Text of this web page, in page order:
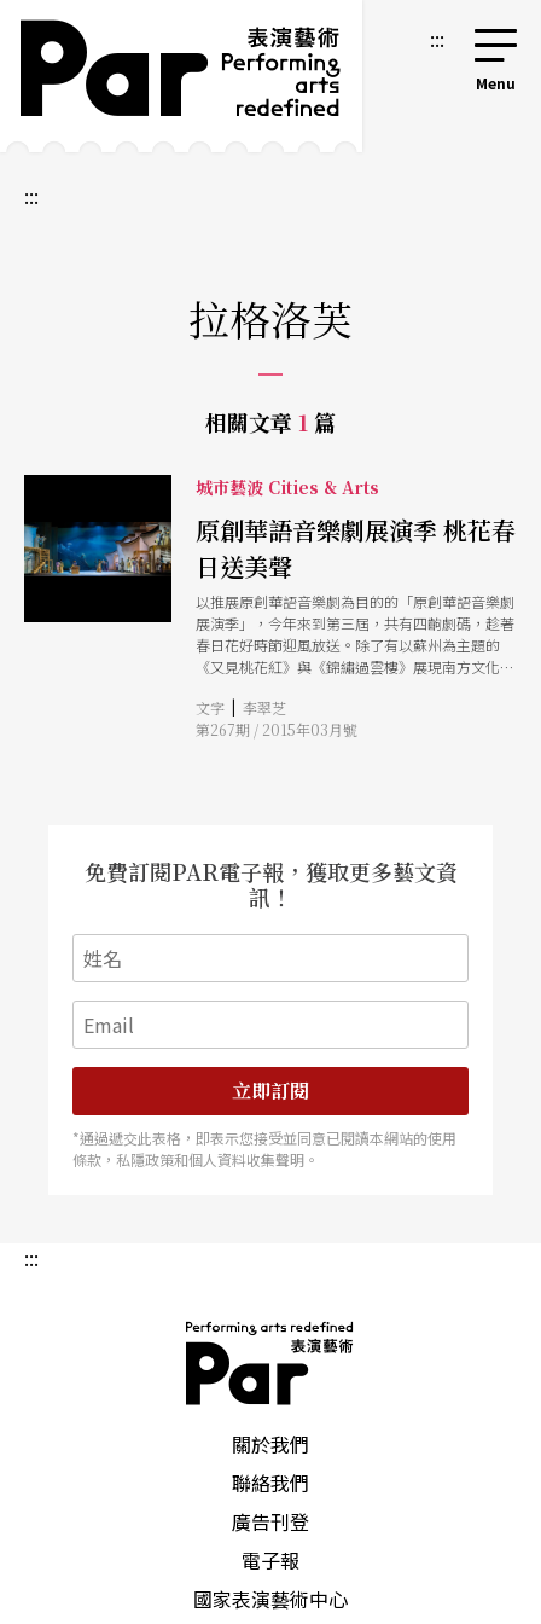
跳到主要內容區塊
網站導覽 :::
:::
拉格洛芙
相關文章 1 篇
城市藝波 Cities & Arts
原創華語音樂劇展演季 桃花春
日送美聲
以推展原創華語音樂劇為目的的「原創華語音樂劇
展演季」，今年來到第三屆，共有四齣劇碼，趁著
春日花好時節迎風放送。除了有以蘇州為主題的
《又見桃花紅》與《錦繡過雲樓》展現南方文化傳
音」歌手演出「北漂」青年逐夢故事，還有改編自
諾貝爾文學獎得主、瑞典女作家拉格洛芙同名小說
文字 | 李翠芝
第267期 / 2015年03月號
免費訂閱PAR電子報，獲取更多藝文資
訊！
立即訂閱
*通過遞交此表格，即表示您接受並同意已閱讀本網站的使用
條款，私隱政策和個人資料收集聲明。
:::
關於我們
聯絡我們
廣告刊登
電子報
國家表演藝術中心